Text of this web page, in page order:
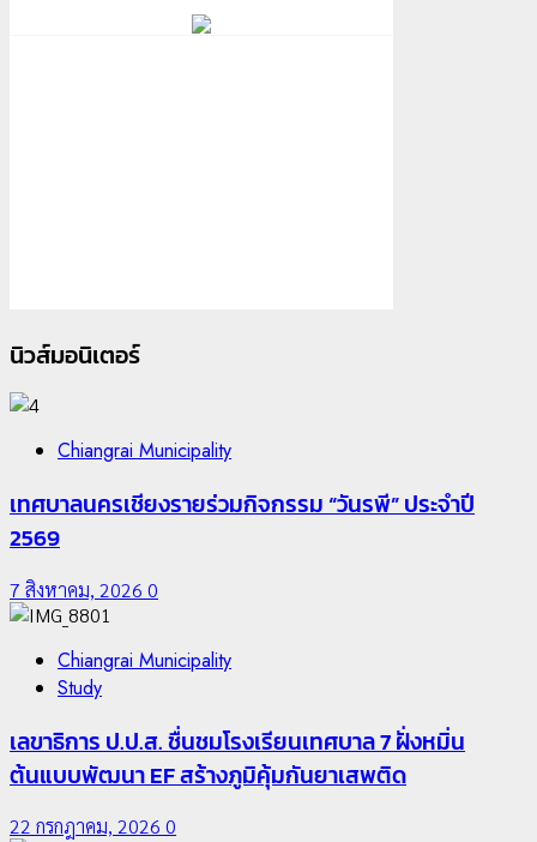
นิวส์มอนิเตอร์
Chiangrai Municipality
เทศบาลนครเชียงรายร่วมกิจกรรม “วันรพี” ประจำปี
2569
7 สิงหาคม, 2026 0
Chiangrai Municipality
Study
เลขาธิการ ป.ป.ส. ชื่นชมโรงเรียนเทศบาล 7 ฝั่งหมิ่น
ต้นแบบพัฒนา EF สร้างภูมิคุ้มกันยาเสพติด
22 กรกฎาคม, 2026 0